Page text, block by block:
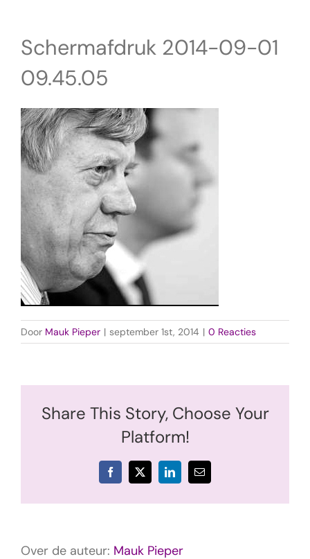
Schermafdruk 2014-09-01
09.45.05
Door Mauk Pieper | september 1st, 2014 | 0 Reacties
Share This Story, Choose Your
Platform!
Facebook
X LinkedIn
E-
mail
Over de auteur: Mauk Pieper